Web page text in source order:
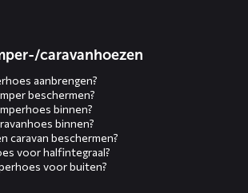
caravanhoezen
aanbrengen?
beschermen?
binnen?
binnen?
caravan beschermen?
voor halfintegraal?
voor buiten?